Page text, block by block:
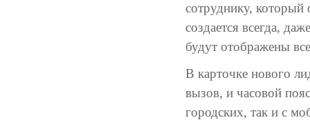
сотруднику,
создается всегда,
будут отображены
В карточке нового
вызов, и часовой
городских, так и с